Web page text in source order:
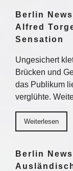
Berlin
Alfred
Sensation
Ungesichert
Brücken und
das Publikum
verglühte.
Weiterlesen
Berlin